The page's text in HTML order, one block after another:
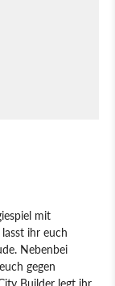
mit
ihr euch
Nebenbei
gegen
Builder legt ihr